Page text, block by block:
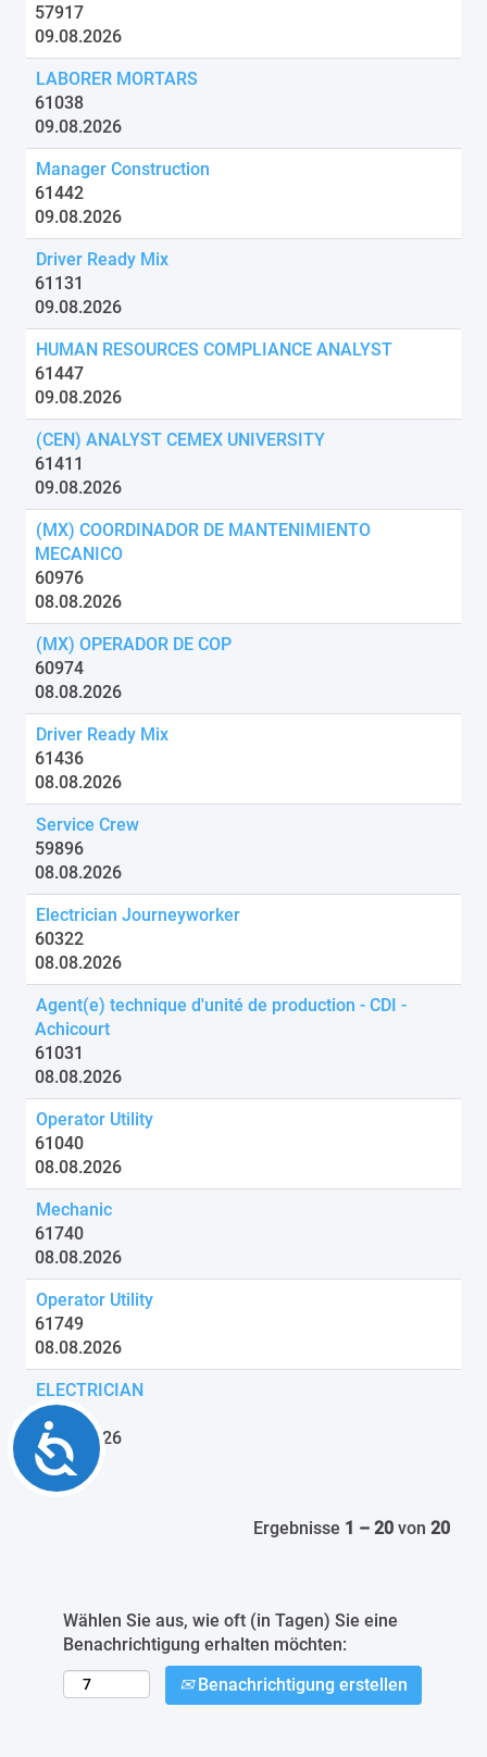
Accessibility
57917
09.08.2026
LABORER MORTARS
61038
09.08.2026
Manager Construction
61442
09.08.2026
Driver Ready Mix
61131
09.08.2026
HUMAN RESOURCES COMPLIANCE ANALYST
61447
09.08.2026
(CEN) ANALYST CEMEX UNIVERSITY
61411
09.08.2026
(MX) COORDINADOR DE MANTENIMIENTO
MECANICO
60976
08.08.2026
(MX) OPERADOR DE COP
60974
08.08.2026
Driver Ready Mix
61436
08.08.2026
Service Crew
59896
08.08.2026
Electrician Journeyworker
60322
08.08.2026
Agent(e) technique d'unité de production - CDI -
Achicourt
61031
08.08.2026
Operator Utility
61040
08.08.2026
Mechanic
61740
08.08.2026
Operator Utility
61749
08.08.2026
ELECTRICIAN
61035
08.08.2026
Ergebnisse 1 – 20 von 20
Wählen Sie aus, wie oft (in Tagen) Sie eine
Benachrichtigung erhalten möchten:
Benachrichtigung erstellen